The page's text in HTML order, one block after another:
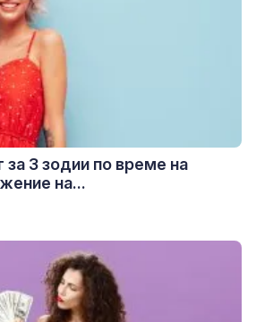
3 зодии по време на
на...